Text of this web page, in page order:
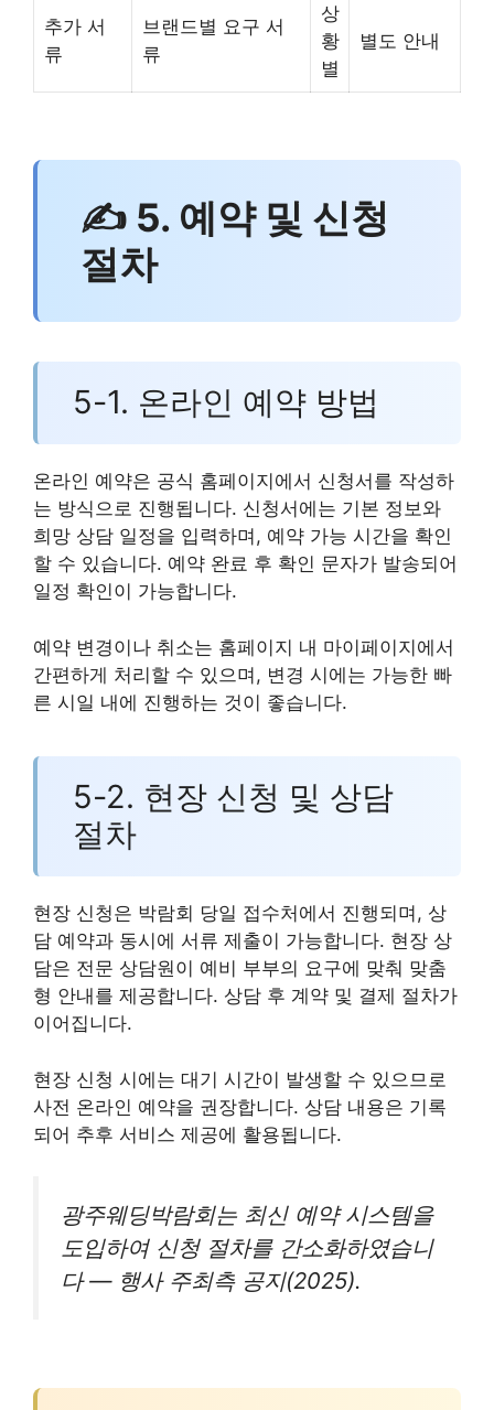
추가 서
류
브랜드별 요구 서
류
상
황
별
별도 안내
✍ 5. 예약 및 신청
절차
5-1. 온라인 예약 방법
온라인 예약은 공식 홈페이지에서 신청서를 작성하
는 방식으로 진행됩니다. 신청서에는 기본 정보와
희망 상담 일정을 입력하며, 예약 가능 시간을 확인
할 수 있습니다. 예약 완료 후 확인 문자가 발송되어
일정 확인이 가능합니다.
예약 변경이나 취소는 홈페이지 내 마이페이지에서
간편하게 처리할 수 있으며, 변경 시에는 가능한 빠
른 시일 내에 진행하는 것이 좋습니다.
5-2. 현장 신청 및 상담
절차
현장 신청은 박람회 당일 접수처에서 진행되며, 상
담 예약과 동시에 서류 제출이 가능합니다. 현장 상
담은 전문 상담원이 예비 부부의 요구에 맞춰 맞춤
형 안내를 제공합니다. 상담 후 계약 및 결제 절차가
이어집니다.
현장 신청 시에는 대기 시간이 발생할 수 있으므로
사전 온라인 예약을 권장합니다. 상담 내용은 기록
되어 추후 서비스 제공에 활용됩니다.
광주웨딩박람회는 최신 예약 시스템을
도입하여 신청 절차를 간소화하였습니
다 — 행사 주최측 공지(2025).